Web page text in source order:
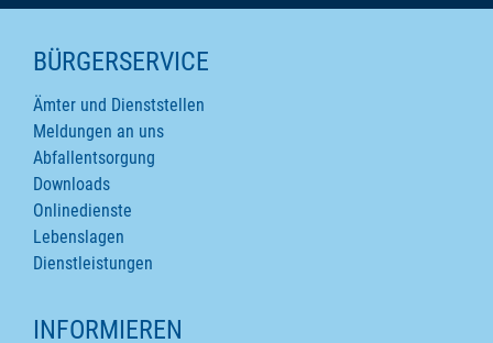
SEITENINHALTE
BÜRGERSERVICE
Ämter und Dienststellen
Meldungen an uns
Abfallentsorgung
Downloads
Onlinedienste
Lebenslagen
Dienstleistungen
INFORMIEREN